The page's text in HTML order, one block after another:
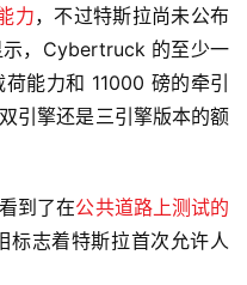
力，不过特斯拉尚未公布
，Cybertruck 的至少一
能力和 11000 磅的牵引
引擎还是三引擎版本的额
到了在公共道路上测试的
标志着特斯拉首次允许人